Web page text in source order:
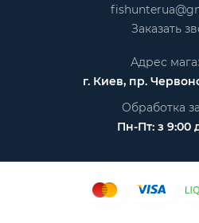
Заказать
Адрес
г. Киев, пр.
Обработка
Пн-Пт: з 9:00